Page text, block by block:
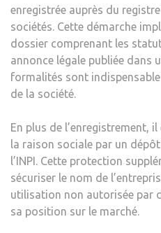
enregistrée auprès du
sociétés. Cette démarche
dossier comprenant les
annonce légale publiée dans
formalités sont
de la société.
En plus de l’enregistrement,
la raison sociale par un
l’INPI. Cette protection
sécuriser le nom de
utilisation non autorisée par
sa position sur le marché.